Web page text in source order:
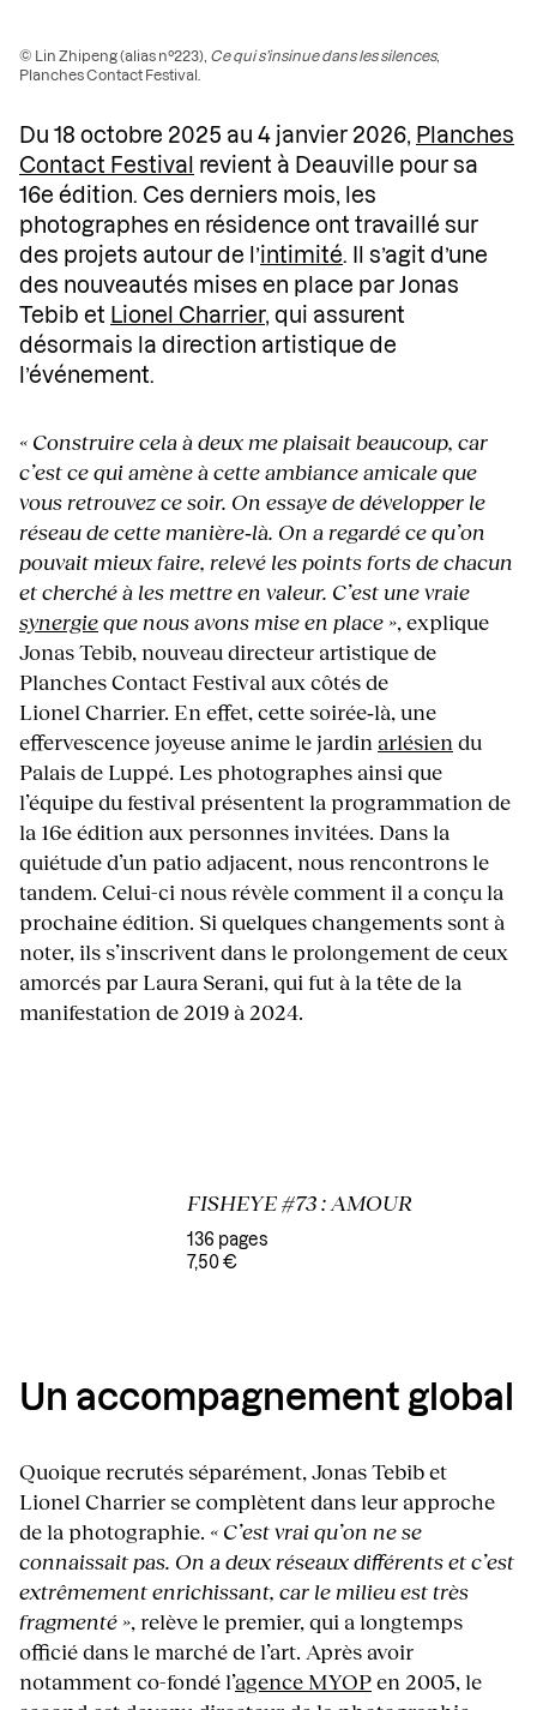
© Lin Zhipeng (alias n°223), Ce qui s’insinue dans les silences,
Planches Contact Festival.
Du 18 octobre 2025 au 4 janvier 2026, Planches
Contact Festival
revient à Deauville pour sa
16e édition. Ces derniers mois, les
photographes en résidence ont travaillé sur
des projets autour de l’intimité. Il s’agit d’une
des nouveautés mises en place par Jonas
Tebib et Lionel Charrier, qui assurent
désormais la direction artistique de
l’événement.
« Construire cela à deux me plaisait beaucoup, car
c’est ce qui amène à cette ambiance amicale que
vous retrouvez ce soir. On essaye de développer le
réseau de cette manière‑là. On a regardé ce qu’on
pouvait mieux faire, relevé les points forts de chacun
et cherché à les mettre en valeur. C’est une vraie
synergieque nous avons mise en place », explique
Jonas Tebib, nouveau directeur artistique de
Planches Contact Festival aux côtés de
Lionel Charrier. En effet, cette soirée‑là, une
effervescence joyeuse anime le jardin arlésien du
Palais de Luppé. Les photographes ainsi que
l’équipe du festival présentent la programmation de
la 16e édition aux personnes invitées. Dans la
quiétude d’un patio adjacent, nous rencontrons le
tandem. Celui-ci nous révèle comment il a conçu la
prochaine édition. Si quelques changements sont à
noter, ils s’inscrivent dans le prolongement de ceux
amorcés par Laura Serani, qui fut à la tête de la
manifestation de 2019 à 2024.
FISHEYE #73 : AMOUR
136 pages
7,50 €
Un accompagnement global
Quoique recrutés séparément, Jonas Tebib et
Lionel Charrier se complètent dans leur approche
de la photographie. « C’est vrai qu’on ne se
connaissait pas. On a deux réseaux différents et c’est
extrêmement enrichissant, car le milieu est très
fragmenté », relève le premier, qui a longtemps
officié dans le marché de l’art. Après avoir
notamment co-fondé l’agence MYOPen 2005, le